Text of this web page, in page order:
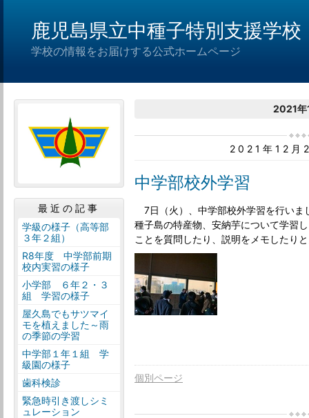
鹿児島県立中種子特別支援学校
学校の情報をお届けする公式ホームページ
2021年
2021年12月
中学部校外学習
7日（火）、中学部校外学習を行いま
種子島の特産物、安納芋について学習
ことを質問したり、説明をメモしたり
個別ページ
最近の記事
学級の様子（高等部
３年２組）
R8年度 中学部前期
校内実習の様子
小学部 ６年２・３
組 学習の様子
屋久島でもサツマイ
モを植えました～雨
の季節の学習
中学部１年１組 学
級園の様子
歯科検診
緊急時引き渡しシミ
ュレーション